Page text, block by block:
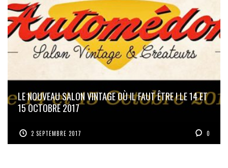
LE NOUVEAU SALON VINTAGE OÙ IL FAUT ÊTRE ! LE 14 ET
15 OCTOBRE 2017
2 SEPTEMBRE 2017 0